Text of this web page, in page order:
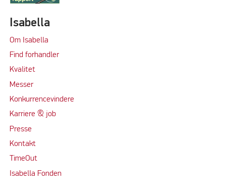
Isabella
Om Isabella
Find forhandler
Kvalitet
Messer
Konkurrencevindere
Karriere & job
Presse
Kontakt
TimeOut
Isabella Fonden